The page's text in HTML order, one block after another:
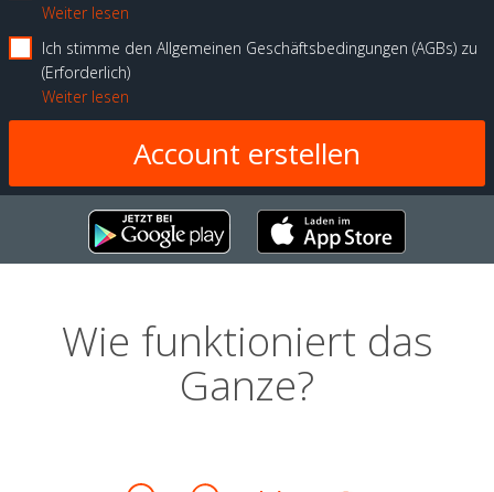
Weiter lesen
Ich stimme den Allgemeinen Geschäftsbedingungen (AGBs) zu
Erforderlich
Weiter lesen
Wie funktioniert das
Ganze?